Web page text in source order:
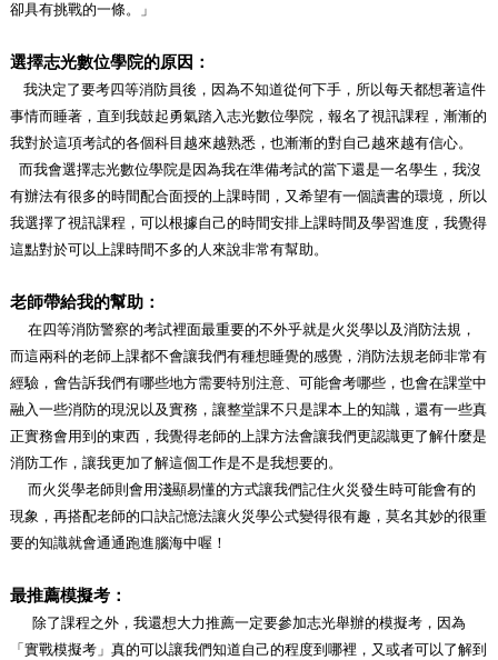
卻具有挑戰的一條。」
選擇志光數位學院的原因：
我決定了要考四等消防員後，因為不知道從何下手，所以每天都想著這件
事情而睡著，直到我鼓起勇氣踏入志光數位學院，報名了視訊課程，漸漸的
我對於這項考試的各個科目越來越熟悉，也漸漸的對自己越來越有信心。
而我會選擇志光數位學院是因為我在準備考試的當下還是一名學生，我沒
有辦法有很多的時間配合面授的上課時間，又希望有一個讀書的環境，所以
我選擇了視訊課程，可以根據自己的時間安排上課時間及學習進度，我覺得
這點對於可以上課時間不多的人來說非常有幫助。
老師帶給我的幫助：
在四等消防警察的考試裡面最重要的不外乎就是火災學以及消防法規，
而這兩科的老師上課都不會讓我們有種想睡覺的感覺，消防法規老師非常有
經驗， 會告訴我們有哪些地方需要特別注意、可能會考哪些，也會在課堂中
融入一些消防的現況以及實務，讓整堂課不只是課本上的知識，還有一些真
正實務會用到的東西，我覺得老師的上課方法會讓我們更認識更了解什麼是
消防工作，讓我更加了解這個工作是不是我想要的。
而火災學老師則會用淺顯易懂的方式讓我們記住火災發生時可能會有的
現象，再搭配老師的口訣記憶法讓火災學公式變得很有趣，莫名其妙的很重
要的知識就會通通跑進腦海中喔！
最推薦模擬考：
除了課程之外，我還想大力推薦一定要參加志光舉辦的模擬考，因為
「實戰模擬考」真的可以讓我們知道自己的程度到哪裡，又或者可以了解到